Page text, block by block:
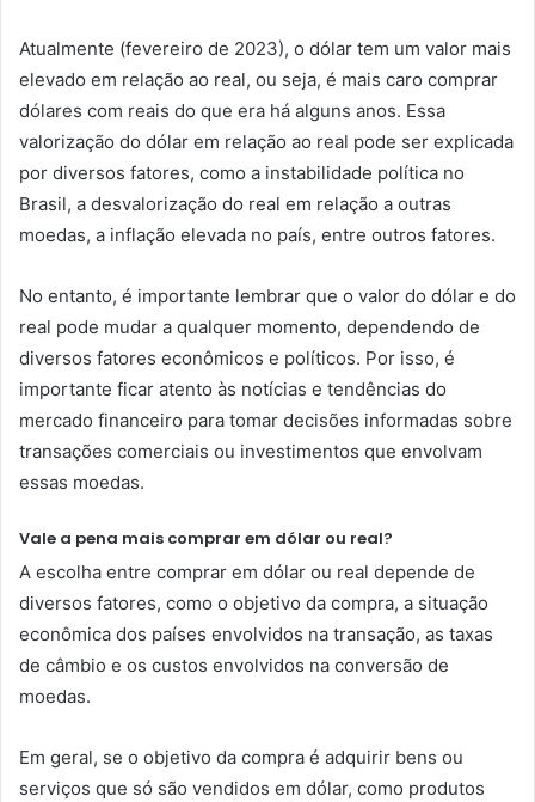
Atualmente (fevereiro de 2023), o dólar tem um valor mais
elevado em relação ao real, ou seja, é mais caro comprar
dólares com reais do que era há alguns anos. Essa
valorização do dólar em relação ao real pode ser explicada
por diversos fatores, como a instabilidade política no
Brasil, a desvalorização do real em relação a outras
moedas, a inflação elevada no país, entre outros fatores.
No entanto, é importante lembrar que o valor do dólar e do
real pode mudar a qualquer momento, dependendo de
diversos fatores econômicos e políticos. Por isso, é
importante ficar atento às notícias e tendências do
mercado financeiro para tomar decisões informadas sobre
transações comerciais ou investimentos que envolvam
essas moedas.
Vale a pena mais comprar em dólar ou real?
A escolha entre comprar em dólar ou real depende de
diversos fatores, como o objetivo da compra, a situação
econômica dos países envolvidos na transação, as taxas
de câmbio e os custos envolvidos na conversão de
moedas.
Em geral, se o objetivo da compra é adquirir bens ou
serviços que só são vendidos em dólar, como produtos